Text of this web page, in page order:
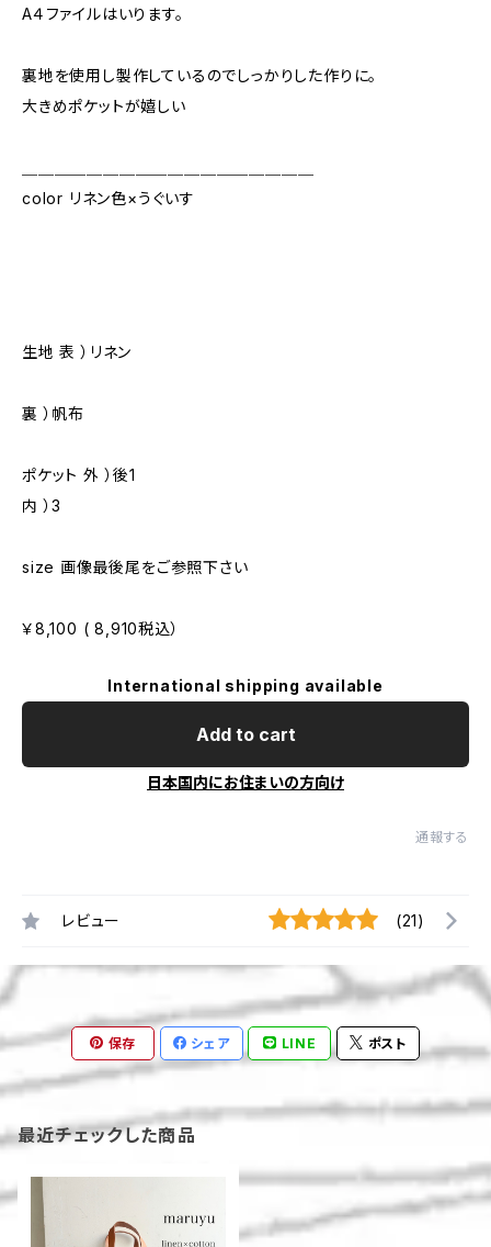
A４ファイルはいります。
裏地を使用し製作しているのでしっかりした作りに。
大きめポケットが嬉しい
color リネン色×うぐいす
生地 表 ）リネン
裏 ）帆布
ポケット 外 ）後1
内 ）3
size 画像最後尾をご参照下さい
￥8,100 ( 8,910税込）
International shipping available
Add to cart
日本国内にお住まいの方向け
通報する
レビュー (21)
保存 シェア LINE ポスト
最近チェックした商品